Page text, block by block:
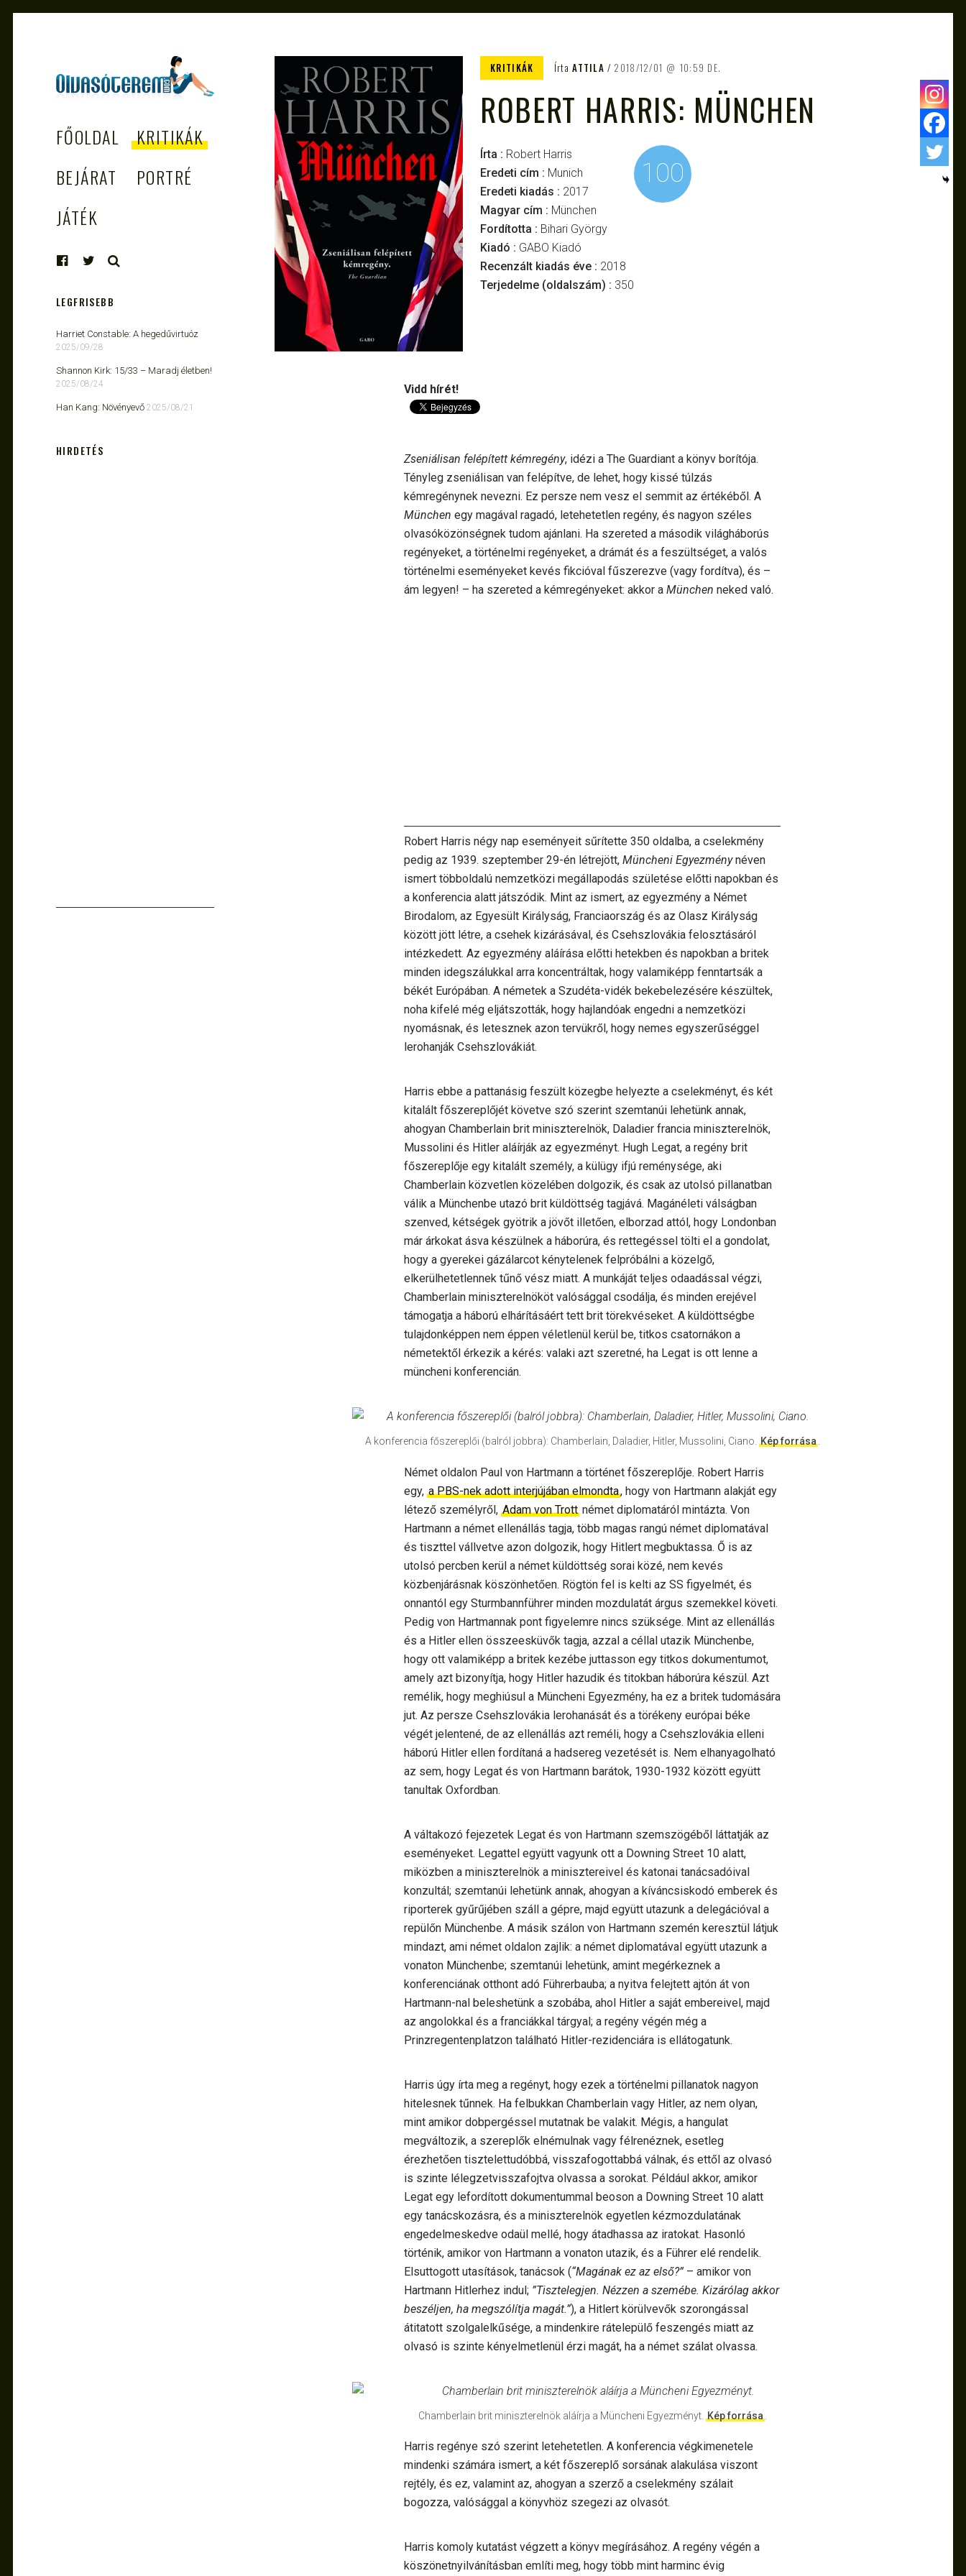
– AZ EGÉSZSÉGES
OLVASÁS
TÁMOGATÓJA
FŐOLDAL
KRITIKÁK
BEJÁRAT
PORTRÉ
JÁTÉK
KRITIKÁK ÍrtaATTILA 2018/12/01 10:59 DE.
ROBERT HARRIS: MÜNCHEN
Írta : Robert Harris
Eredeti cím : Munich
Eredeti kiadás : 2017
Magyar cím : München
Fordította : Bihari György
Kiadó : GABO Kiadó
Recenzált kiadás éve : 2018
Terjedelme (oldalszám) : 350
100
Vidd hírét!
Zseniálisan felépített kémregény, idézi a The Guardiant a könyv borítója.
Tényleg zseniálisan van felépítve, de lehet, hogy kissé túlzás
kémregénynek nevezni. Ez persze nem vesz el semmit az értékéből. A
München egy magával ragadó, letehetetlen regény, és nagyon széles
olvasóközönségnek tudom ajánlani. Ha szereted a második világháborús
regényeket, a történelmi regényeket, a drámát és a feszültséget, a valós
történelmi eseményeket kevés fikcióval fűszerezve (vagy fordítva), és –
ám legyen! – ha szereted a kémregényeket: akkor a München neked való.
Robert Harris négy nap eseményeit sűrítette 350 oldalba, a cselekmény
pedig az 1939. szeptember 29-én létrejött, Müncheni Egyezménynéven
ismert többoldalú nemzetközi megállapodás születése előtti napokban és
a konferencia alatt játszódik. Mint az ismert, az egyezmény a Német
Birodalom, az Egyesült Királyság, Franciaország és az Olasz Királyság
között jött létre, a csehek kizárásával, és Csehszlovákia felosztásáról
intézkedett. Az egyezmény aláírása előtti hetekben és napokban a britek
minden idegszálukkal arra koncentráltak, hogy valamiképp fenntartsák a
békét Európában. A németek a Szudéta-vidék bekebelezésére készültek,
noha kifelé még eljátszották, hogy hajlandóak engedni a nemzetközi
nyomásnak, és letesznek azon tervükről, hogy nemes egyszerűséggel
lerohanják Csehszlovákiát.
Harris ebbe a pattanásig feszült közegbe helyezte a cselekményt, és két
kitalált főszereplőjét követve szó szerint szemtanúi lehetünk annak,
ahogyan Chamberlain brit miniszterelnök, Daladier francia miniszterelnök,
Mussolini és Hitler aláírják az egyezményt. Hugh Legat, a regény brit
főszereplője egy kitalált személy, a külügy ifjú reménysége, aki
Chamberlain közvetlen közelében dolgozik, és csak az utolsó pillanatban
válik a Münchenbe utazó brit küldöttség tagjává. Magánéleti válságban
szenved, kétségek gyötrik a jövőt illetően, elborzad attól, hogy Londonban
már árkokat ásva készülnek a háborúra, és rettegéssel tölti el a gondolat,
hogy a gyerekei gázálarcot kénytelenek felpróbálni a közelgő,
elkerülhetetlennek tűnő vész miatt. A munkáját teljes odaadással végzi,
Chamberlain miniszterelnököt valósággal csodálja, és minden erejével
támogatja a háború elhárításáért tett brit törekvéseket. A küldöttségbe
tulajdonképpen nem éppen véletlenül kerül be, titkos csatornákon a
németektől érkezik a kérés: valaki azt szeretné, ha Legat is ott lenne a
müncheni konferencián.
A konferencia főszereplői (balról jobbra): Chamberlain, Daladier, Hitler, Mussolini, Ciano. Kép forrása.
Német oldalon Paul von Hartmann a történet főszereplője. Robert Harris
egy, a PBS-nek adott interjújában elmondta, hogy von Hartmann alakját egy
létező személyről, Adam von Trott német diplomatáról mintázta. Von
Hartmann a német ellenállás tagja, több magas rangú német diplomatával
és tiszttel vállvetve azon dolgozik, hogy Hitlert megbuktassa. Ő is az
utolsó percben kerül a német küldöttség sorai közé, nem kevés
közbenjárásnak köszönhetően. Rögtön fel is kelti az SS figyelmét, és
onnantól egy Sturmbannführer minden mozdulatát árgus szemekkel követi.
Pedig von Hartmannak pont figyelemre nincs szüksége. Mint az ellenállás
és a Hitler ellen összeesküvők tagja, azzal a céllal utazik Münchenbe,
hogy ott valamiképp a britek kezébe juttasson egy titkos dokumentumot,
amely azt bizonyítja, hogy Hitler hazudik és titokban háborúra készül. Azt
remélik, hogy meghiúsul a Müncheni Egyezmény, ha ez a britek tudomására
jut. Az persze Csehszlovákia lerohanását és a törékeny európai béke
végét jelentené, de az ellenállás azt reméli, hogy a Csehszlovákia elleni
háború Hitler ellen fordítaná a hadsereg vezetését is. Nem elhanyagolható
az sem, hogy Legat és von Hartmann barátok, 1930-1932 között együtt
tanultak Oxfordban.
A váltakozó fejezetek Legat és von Hartmann szemszögéből láttatják az
eseményeket. Legattel együtt vagyunk ott a Downing Street 10 alatt,
miközben a miniszterelnök a minisztereivel és katonai tanácsadóival
konzultál; szemtanúi lehetünk annak, ahogyan a kíváncsiskodó emberek és
riporterek gyűrűjében száll a gépre, majd együtt utazunk a delegációval a
repülőn Münchenbe. A másik szálon von Hartmann szemén keresztül látjuk
mindazt, ami német oldalon zajlik: a német diplomatával együtt utazunk a
vonaton Münchenbe; szemtanúi lehetünk, amint megérkeznek a
konferenciának otthont adó Führerbauba; a nyitva felejtett ajtón át von
Hartmann-nal beleshetünk a szobába, ahol Hitler a saját embereivel, majd
az angolokkal és a franciákkal tárgyal; a regény végén még a
Prinzregentenplatzon található Hitler-rezidenciára is ellátogatunk.
Harris úgy írta meg a regényt, hogy ezek a történelmi pillanatok nagyon
hitelesnek tűnnek. Ha felbukkan Chamberlain vagy Hitler, az nem olyan,
mint amikor dobpergéssel mutatnak be valakit. Mégis, a hangulat
megváltozik, a szereplők elnémulnak vagy félrenéznek, esetleg
érezhetően tisztelettudóbbá, visszafogottabbá válnak, és ettől az olvasó
is szinte lélegzetvisszafojtva olvassa a sorokat. Például akkor, amikor
Legat egy lefordított dokumentummal beoson a Downing Street 10 alatt
egy tanácskozásra, és a miniszterelnök egyetlen kézmozdulatának
engedelmeskedve odaül mellé, hogy átadhassa az iratokat. Hasonló
történik, amikor von Hartmann a vonaton utazik, és a Führer elé rendelik.
Elsuttogott utasítások, tanácsok (“Magának ez az első?” – amikor von
Hartmann Hitlerhez indul; ”Tisztelegjen. Nézzen a szemébe. Kizárólag akkor
beszéljen, ha megszólítja magát.”), a Hitlert körülvevők szorongással
átitatott szolgalelkűsége, a mindenkire rátelepülő feszengés miatt az
olvasó is szinte kényelmetlenül érzi magát, ha a német szálat olvassa.
Chamberlain brit miniszterelnök aláírja a Müncheni Egyezményt. Kép forrása
Harris regénye szó szerint letehetetlen. A konferencia végkimenetele
mindenki számára ismert, a két főszereplő sorsának alakulása viszont
rejtély, és ez, valamint az, ahogyan a szerző a cselekmény szálait
bogozza, valósággal a könyvhöz szegezi az olvasót.
Harris komoly kutatást végzett a könyv megírásához. A regény végén a
köszönetnyilvánításban említi meg, hogy több mint harminc évig
LEGFRISEBB
Harriet Constable: A hegedűvirtuóz
2025/09/28
Shannon Kirk: 15/33 ​– Maradj életben!
2025/08/24
Han Kang: Növényevő 2025/08/21
HIRDETÉS